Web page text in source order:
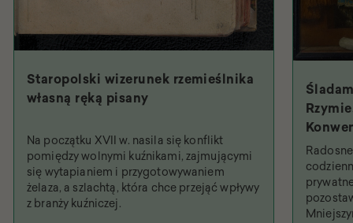
Staropolski wizerunek rzemieślnika
własną ręką pisany
Na początku XVII w. nasila się konflikt
pomiędzy wolnymi kuźnikami, zajmującymi
się wytapianiem i przygotowywaniem
żelaza, a szlachtą, która chce przejąć wpływy
z branży kuźniczej.